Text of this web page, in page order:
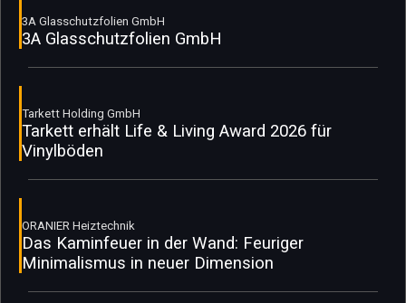
3A Glasschutzfolien GmbH
3A Glasschutzfolien GmbH
Tarkett Holding GmbH
Tarkett erhält Life & Living Award 2026 für
Vinylböden
ORANIER Heiztechnik
Das Kaminfeuer in der Wand: Feuriger
Minimalismus in neuer Dimension